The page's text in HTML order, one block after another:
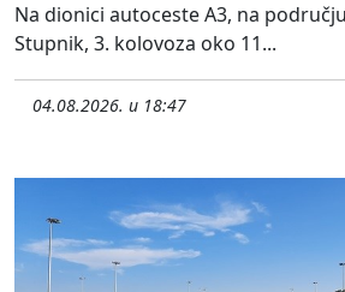
Na dionici autoceste A3, na
Stupnik, 3. kolovoza oko 11...
04.08.2026. u 18:47